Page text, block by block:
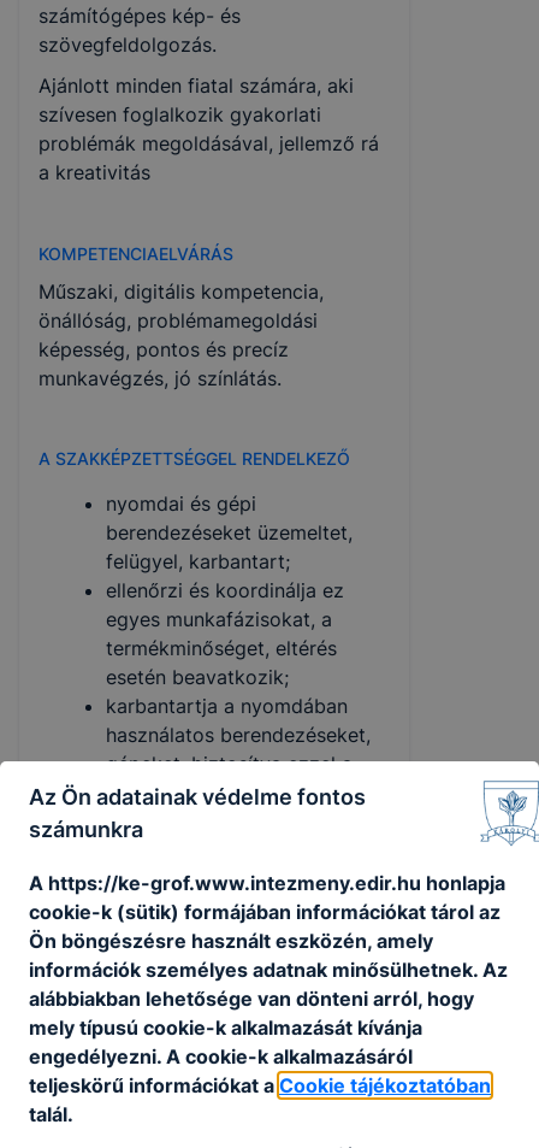
számítógépes kép- és
szövegfeldolgozás.
Ajánlott minden fiatal számára, aki
szívesen foglalkozik gyakorlati
problémák megoldásával, jellemző rá
a kreativitás
KOMPETENCIAELVÁRÁS
Műszaki, digitális kompetencia,
önállóság, problémamegoldási
képesség, pontos és precíz
munkavégzés, jó színlátás.
A SZAKKÉPZETTSÉGGEL RENDELKEZŐ
nyomdai és gépi
berendezéseket üzemeltet,
felügyel, karbantart;
ellenőrzi és koordinálja ez
egyes munkafázisokat, a
termékminőséget, eltérés
esetén beavatkozik;
karbantartja a nyomdában
használatos berendezéseket,
gépeket, biztosítva ezzel a
nyomdai munkafolyamatok
zökkenőmentességét;
feladata a papír, a festék
előkészítése, a nyomógép
beállítása és a példányszám
nyomtatása;
a nyomdaipari előkészítő a
korszerű számítástechnikai
ismereteken túl rendelkezik a
szövegfeldolgozás tipográﬁai
Az Ön adatainak védelme fontos
számunkra
A https://ke-grof.www.intezmeny.edir.hu honlapja
cookie-k (sütik) formájában információkat tárol az
Ön böngészésre használt eszközén, amely
információk személyes adatnak minősülhetnek. Az
alábbiakban lehetősége van dönteni arról, hogy
mely típusú cookie-k alkalmazását kívánja
engedélyezni. A cookie-k alkalmazásáról
teljeskörű információkat a Cookie tájékoztatóban
talál.